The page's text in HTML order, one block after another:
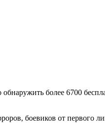
более 6700
боевиков от первого